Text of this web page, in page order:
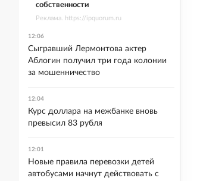
собственности
Реклама. https://ipquorum.ru
12:06
Сыгравший Лермонтова актер
Аблогин получил три года колонии
за мошенничество
12:04
Курс доллара на межбанке вновь
превысил 83 рубля
12:01
Новые правила перевозки детей
автобусами начнут действовать с